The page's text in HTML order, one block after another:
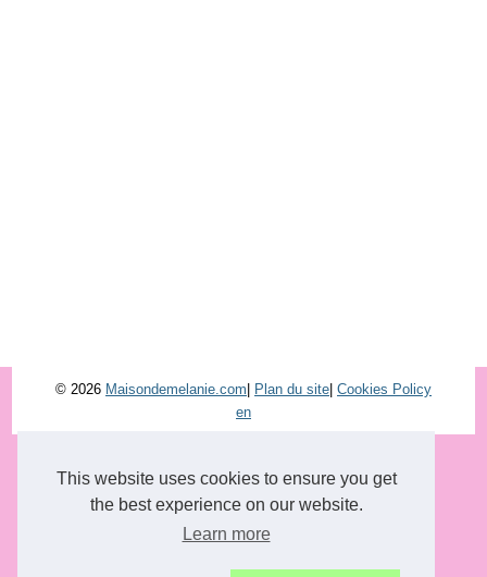
This website uses cookies to ensure you get
the best experience on our website.
Learn more
© 2026 Maisondemelanie.com| Plan du site| Cookies Policy
en